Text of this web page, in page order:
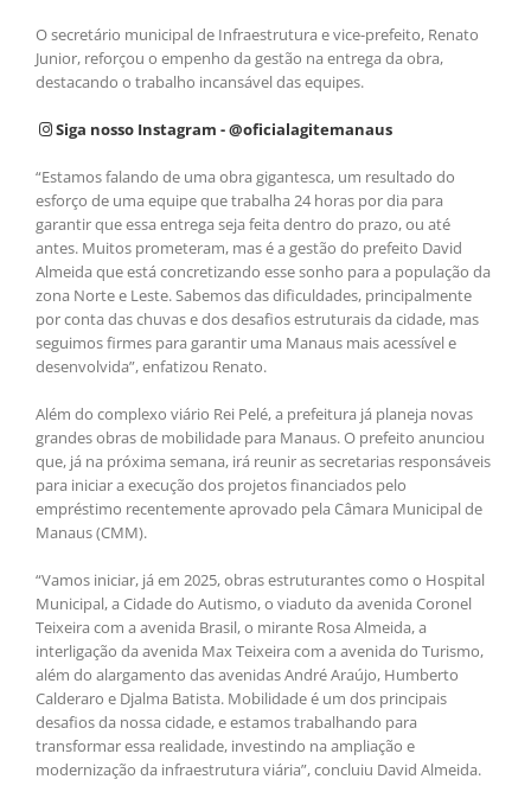
O secretário municipal de Infraestrutura e vice-prefeito, Renato
Junior, reforçou o empenho da gestão na entrega da obra,
destacando o trabalho incansável das equipes.
Siga nosso Instagram - @oficialagitemanaus
“Estamos falando de uma obra gigantesca, um resultado do
esforço de uma equipe que trabalha 24 horas por dia para
garantir que essa entrega seja feita dentro do prazo, ou até
antes. Muitos prometeram, mas é a gestão do prefeito David
Almeida que está concretizando esse sonho para a população da
zona Norte e Leste. Sabemos das dificuldades, principalmente
por conta das chuvas e dos desafios estruturais da cidade, mas
seguimos firmes para garantir uma Manaus mais acessível e
desenvolvida”, enfatizou Renato.
Além do complexo viário Rei Pelé, a prefeitura já planeja novas
grandes obras de mobilidade para Manaus. O prefeito anunciou
que, já na próxima semana, irá reunir as secretarias responsáveis
para iniciar a execução dos projetos financiados pelo
empréstimo recentemente aprovado pela Câmara Municipal de
Manaus (CMM).
“Vamos iniciar, já em 2025, obras estruturantes como o Hospital
Municipal, a Cidade do Autismo, o viaduto da avenida Coronel
Teixeira com a avenida Brasil, o mirante Rosa Almeida, a
interligação da avenida Max Teixeira com a avenida do Turismo,
além do alargamento das avenidas André Araújo, Humberto
Calderaro e Djalma Batista. Mobilidade é um dos principais
desafios da nossa cidade, e estamos trabalhando para
transformar essa realidade, investindo na ampliação e
modernização da infraestrutura viária”, concluiu David Almeida.